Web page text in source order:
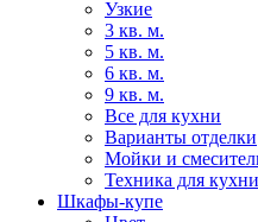
Узкие
3 кв. м.
5 кв. м.
6 кв. м.
9 кв. м.
Все для кухни
Варианты отделки
Мойки и
Техника для кухни
Шкафы-купе